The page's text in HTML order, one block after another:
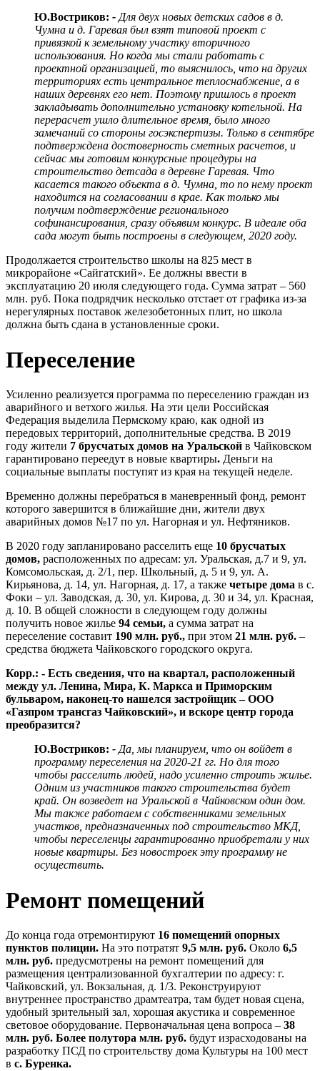
Ю.Востриков: - Для двух новых детских садов в д.
Чумна и д. Гаревая был взят типовой проект с
привязкой к земельному участку вторичного
использования. Но когда мы стали работать с
проектной организацией, то выяснилось, что на других
территориях есть центральное теплоснабжение, а в
наших деревнях его нет. Поэтому пришлось в проект
закладывать дополнительно установку котельной. На
перерасчет ушло длительное время, было много
замечаний со стороны госэкспертизы. Только в сентябре
подтверждена достоверность сметных расчетов, и
сейчас мы готовим конкурсные процедуры на
строительство детсада в деревне Гаревая. Что
касается такого объекта в д. Чумна, то по нему проект
находится на согласовании в крае. Как только мы
получим подтверждение регионального
софинансирования, сразу объявим конкурс. В идеале оба
сада могут быть построены в следующем, 2020 году.
Продолжается строительство школы на 825 мест в
микрорайоне «Сайгатский». Ее должны ввести в
эксплуатацию 20 июля следующего года. Сумма затрат – 560
млн. руб. Пока подрядчик несколько отстает от графика из-за
нерегулярных поставок железобетонных плит, но школа
должна быть сдана в установленные сроки.
Переселение
Усиленно реализуется программа по переселению граждан из
аварийного и ветхого жилья. На эти цели Российская
Федерация выделила Пермскому краю, как одной из
передовых территорий, дополнительные средства. В 2019
году жители 7 брусчатых домов на Уральской в Чайковском
гарантировано переедут в новые квартиры. Деньги на
социальные выплаты поступят из края на текущей неделе.
Временно должны перебраться в маневренный фонд, ремонт
которого завершится в ближайшие дни, жители двух
аварийных домов №17 по ул. Нагорная и ул. Нефтяников.
В 2020 году запланировано расселить еще 10 брусчатых
домов, расположенных по адресам: ул. Уральская, д.7 и 9, ул.
Комсомольская, д. 2/1, пер. Школьный, д. 5 и 9, ул. А.
Кирьянова, д. 14, ул. Нагорная, д. 17, а также четыре дома в с.
Фоки – ул. Заводская, д. 30, ул. Кирова, д. 30 и 34, ул. Красная,
д. 10. В общей сложности в следующем году должны
получить новое жилье 94 семьи, а сумма затрат на
переселение составит 190 млн. руб., при этом 21 млн. руб. –
средства бюджета Чайковского городского округа.
Корр.: - Есть сведения, что на квартал, расположенный
между ул. Ленина, Мира, К. Маркса и Приморским
бульваром, наконец-то нашелся застройщик – ООО
«Газпром трансгаз Чайковский», и вскоре центр города
преобразится?
Ю.Востриков: - Да, мы планируем, что он войдет в
программу переселения на 2020-21 гг. Но для того
чтобы расселить людей, надо усиленно строить жилье.
Одним из участников такого строительства будет
край. Он возведет на Уральской в Чайковском один дом.
Мы также работаем с собственниками земельных
участков, предназначенных под строительство МКД,
чтобы переселенцы гарантированно приобретали у них
новые квартиры. Без новостроек эту программу не
осуществить.
Ремонт помещений
До конца года отремонтируют 16 помещений опорных
пунктов полиции. На это потратят 9,5 млн. руб. Около 6,5
млн. руб. предусмотрены на ремонт помещений для
размещения централизованной бухгалтерии по адресу: г.
Чайковский, ул. Вокзальная, д. 1/3. Реконструируют
внутреннее пространство драмтеатра, там будет новая сцена,
удобный зрительный зал, хорошая акустика и современное
световое оборудование. Первоначальная цена вопроса – 38
млн. руб. Более полутора млн. руб. будут израсходованы на
разработку ПСД по строительству дома Культуры на 100 мест
в с. Буренка.